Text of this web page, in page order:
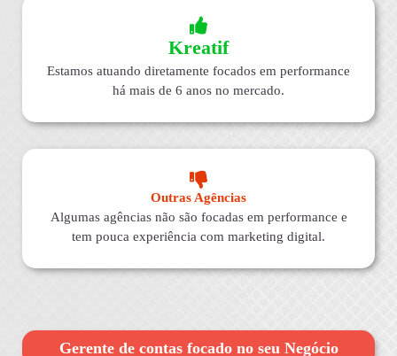
Kreatif
Estamos atuando diretamente focados em performance
há mais de 6 anos no mercado.
Outras Agências
Algumas agências não são focadas em performance e
tem pouca experiência com marketing digital.
Gerente de contas focado no seu Negócio